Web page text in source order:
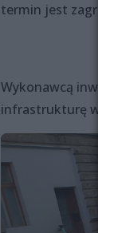
termin jest
Wykonawcą
infrastrukturę w